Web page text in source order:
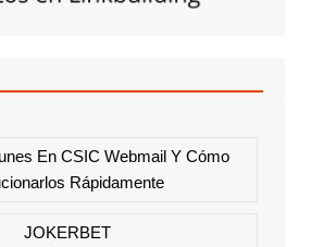
En CSIC Webmail Y Cómo
Rápidamente
JOKERBET